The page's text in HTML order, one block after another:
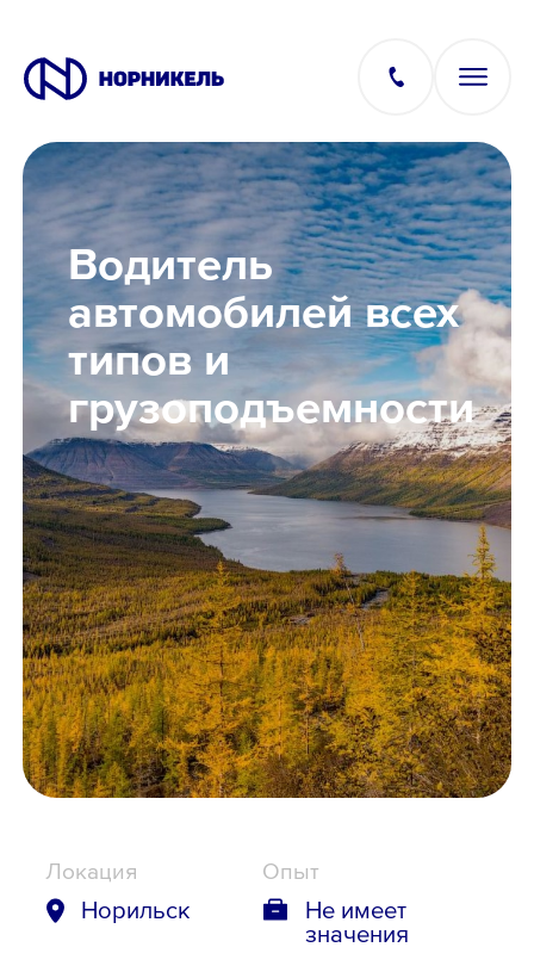
Вакансии
Производство
Офис
IT
Студентам
Школьникам
Локации
8 800 700-19-43
Водитель
автомобилей всех
типов и
грузоподъемности
Локация
Норильск
Опыт
Не имеет
значения